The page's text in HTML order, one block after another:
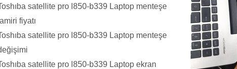
satellite pro l850-b339 Laptop menteşe
fiyatı
satellite pro l850-b339 Laptop menteşe
satellite pro l850-b339 Laptop ekran